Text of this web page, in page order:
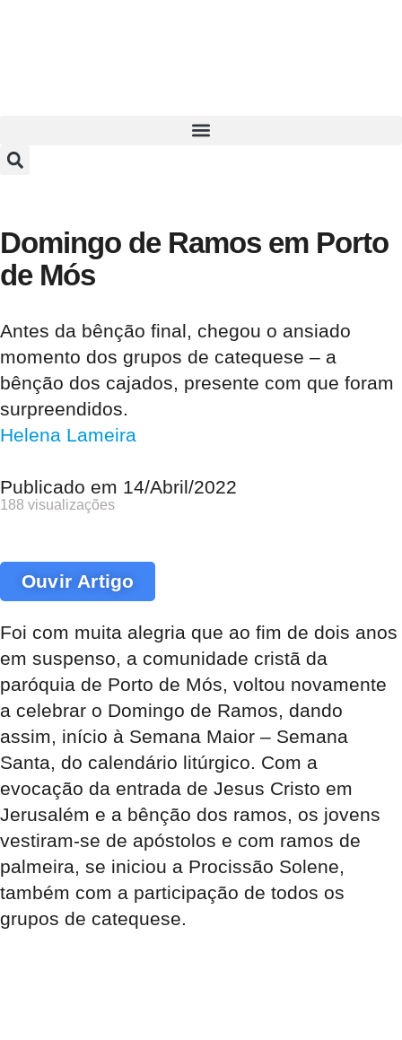
Domingo de Ramos em Porto
de Mós
Antes da bênção final, chegou o ansiado
momento dos grupos de catequese – a
bênção dos cajados, presente com que foram
surpreendidos.
Helena Lameira
Publicado em 14/Abril/2022
188 visualizações
Ouvir Artigo
Foi com muita alegria que ao fim de dois anos
em suspenso, a comunidade cristã da
paróquia de Porto de Mós, voltou novamente
a celebrar o Domingo de Ramos, dando
assim, início à Semana Maior – Semana
Santa, do calendário litúrgico. Com a
evocação da entrada de Jesus Cristo em
Jerusalém e a bênção dos ramos, os jovens
vestiram-se de apóstolos e com ramos de
palmeira, se iniciou a Procissão Solene,
também com a participação de todos os
grupos de catequese.